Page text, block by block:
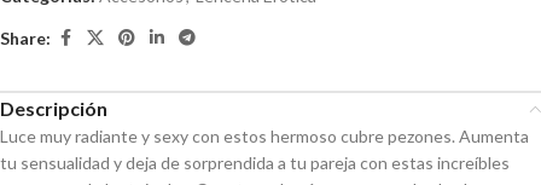
Share:
Descripción
Luce muy radiante y sexy con estos hermoso cubre pezones. Aumenta
tu sensualidad y deja de sorprendida a tu pareja con estas increíbles